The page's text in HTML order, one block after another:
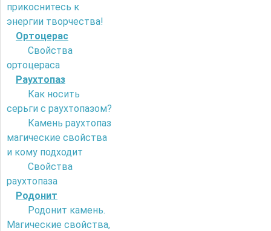
прикоснитесь к
энергии творчества!
Ортоцерас
Свойства
ортоцераса
Раухтопаз
Как носить
серьги с раухтопазом?
Камень раухтопаз
магические свойства
и кому подходит
Свойства
раухтопаза
Родонит
Родонит камень.
Магические свойства,